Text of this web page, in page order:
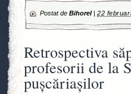
Postat de Bihorel| 22
Retrospectiva
profesorii de la
puşcăriaşilor